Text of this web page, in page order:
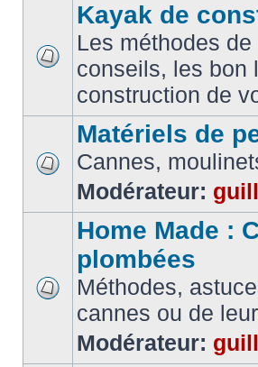
Kayak de
Les méthodes
conseils, les bon
construction de
Matériels de
Cannes,
Modérateur:
Home Made :
plombées
Méthodes,
cannes ou de
Modérateur: